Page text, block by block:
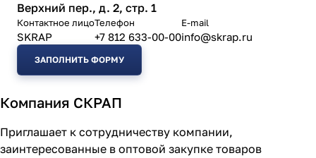
Верхний пер., д. 2, стр. 1
Контактное лицо
SKRAP
Телефон
+7 812 633-00-00
E-mail
info@skrap.ru
ЗАПОЛНИТЬ ФОРМУ
Компания СКРАП
Приглашает к сотрудничеству компании,
заинтересованные в оптовой закупке товаров